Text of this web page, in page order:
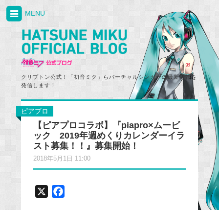
クリプトン公式！「初音ミク」らバーチャルシンガーの最新情報を
発信します！
MENU
ピアプロ
【ピアプロコラボ】『piapro×ムービ
ック 2019年週めくりカレンダーイラ
スト募集！！』募集開始！
2018年5月1日 11:00